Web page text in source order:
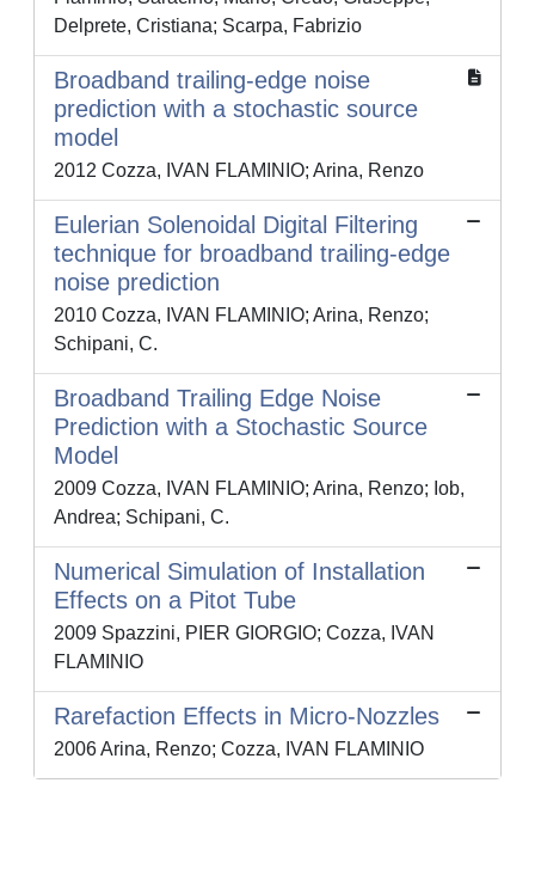
Delprete, Cristiana; Scarpa, Fabrizio
Broadband trailing-edge noise
prediction with a stochastic source
model
2012 Cozza, IVAN FLAMINIO; Arina, Renzo
Eulerian Solenoidal Digital Filtering
technique for broadband trailing-edge
noise prediction
2010 Cozza, IVAN FLAMINIO; Arina, Renzo;
Schipani, C.
Broadband Trailing Edge Noise
Prediction with a Stochastic Source
Model
2009 Cozza, IVAN FLAMINIO; Arina, Renzo; Iob,
Andrea; Schipani, C.
Numerical Simulation of Installation
Effects on a Pitot Tube
2009 Spazzini, PIER GIORGIO; Cozza, IVAN
FLAMINIO
Rarefaction Effects in Micro-Nozzles
2006 Arina, Renzo; Cozza, IVAN FLAMINIO